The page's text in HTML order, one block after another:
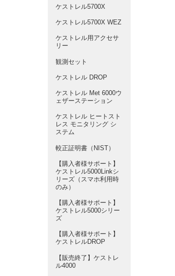
ケストレル5700X
ケストレル5700X WEZ
ケストレル用アクセサ
リー
観測セット
ケストレル DROP
ケストレル Met 6000ウ
ェザーステーション
ケストレル ヒートスト
レス モニタリング シ
ステム
較正証明書（NIST）
【購入者様サポート】
ケストレル5000Linkシ
リーズ（スマホ利用時
のみ）
【購入者様サポート】
ケストレル5000シリー
ズ
【購入者様サポート】
ケストレルDROP
【販売終了】ケストレ
ル4000